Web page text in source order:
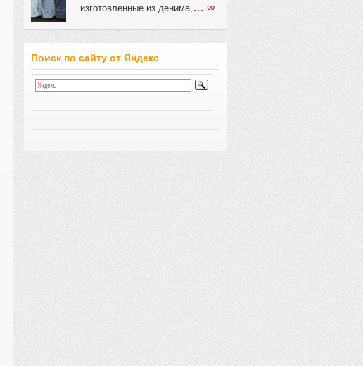
изготовленные из денима, … ∞
Поиск по сайту от Яндекс